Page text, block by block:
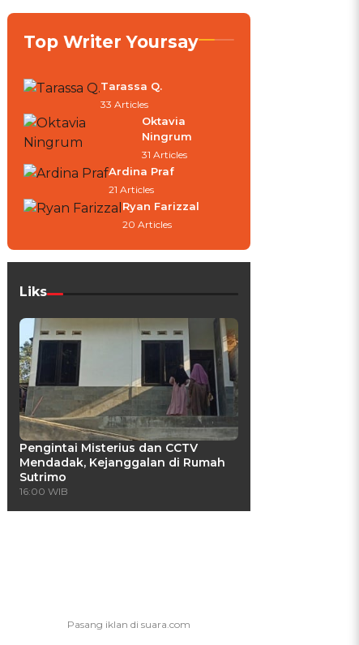
Top Writer Yoursay
Tarassa Q.
33 Articles
Oktavia
Ningrum
31 Articles
Ardina Praf
21 Articles
Ryan Farizzal
20 Articles
Liks
Pengintai Misterius dan CCTV
Mendadak, Kejanggalan di Rumah
Sutrimo
16:00 WIB